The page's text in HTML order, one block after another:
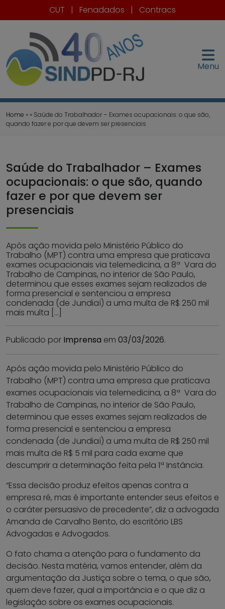
CUT | Fenadados | Contracs
Menu
Home » » Saúde do Trabalhador – Exames ocupacionais: o que são,
quando fazer e por que devem ser presenciais
Saúde do Trabalhador – Exames
ocupacionais: o que são, quando
fazer e por que devem ser
presenciais
Após ação movida pelo Ministério Público do
Trabalho (MPT) contra uma empresa que praticava
exames ocupacionais via telemedicina, a 8ª Vara do
Trabalho de Campinas, no interior de São Paulo,
determinou que esses exames sejam realizados de
forma presencial e sentenciou a empresa
condenada (de Jundiaí) a uma multa de R$ 250 mil
mais multa […]
Publicado por Imprensa em 03/03/2026.
Após ação movida pelo Ministério Público do
Trabalho (MPT) contra uma empresa que praticava
exames ocupacionais via telemedicina, a 8ª Vara do
Trabalho de Campinas, no interior de São Paulo,
determinou que esses exames sejam realizados de
forma presencial e sentenciou a empresa
condenada (de Jundiaí) a uma multa de R$ 250 mil
mais multa de R$ 5 mil para cada exame que
descumprir a determinação feita pela 1ª Instância.
“Essa decisão produz efeitos apenas contra a
empresa ré, mas é importante entender seus efeitos e
o caráter persuasivo de precedente”, diz a advogada
Amanda de Carvalho Bento, do escritório LBS
Advogadas e Advogados.
O fato chama a atenção para o fundamento da
decisão. Nesta matéria, vamos entender, além da
argumentação da Justiça sobre o tema, o que são,
quem deve fazer, qual a importância e o que diz a
legislação sobre os exames ocupacionais.